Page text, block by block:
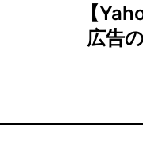
【
広告